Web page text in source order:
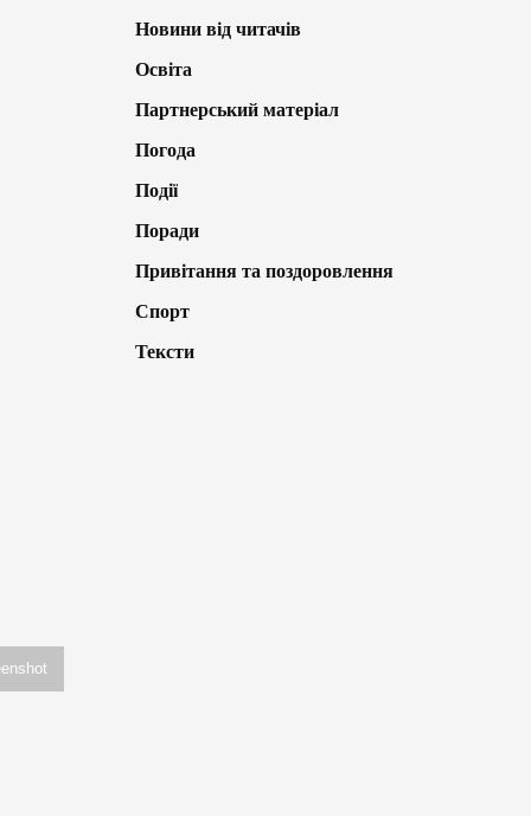
Новини від читачів
Освіта
Партнерський матеріал
Погода
Події
Поради
Привітання та поздоровлення
Спорт
Тексти